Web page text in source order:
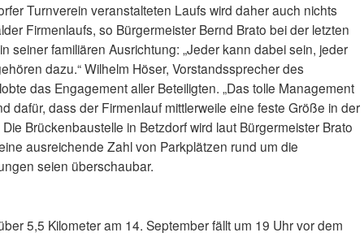
Turnverein veranstalteten Laufs wird daher auch nichts
Firmenlaufs, so Bürgermeister Bernd Brato bei der letzten
seiner familiären Ausrichtung: „Jeder kann dabei sein, jeder
dazu.“ Wilhelm Höser, Vorstandssprecher des
das Engagement aller Beteiligten. „Das tolle Management
dafür, dass der Firmenlauf mittlerweile eine feste Größe in der
Brückenbaustelle in Betzdorf wird laut Bürgermeister Brato
ausreichende Zahl von Parkplätzen rund um die
seien überschaubar.
5,5 Kilometer am 14. September fällt um 19 Uhr vor dem